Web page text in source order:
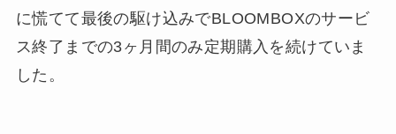
に慌てて最後の駆け込みでBLOOMBOXのサービ
ス終了までの3ヶ月間のみ定期購入を続けていま
した。